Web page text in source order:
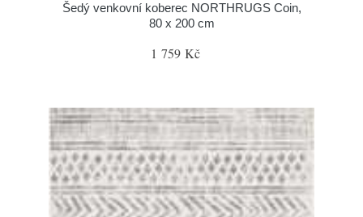
Šedý venkovní koberec NORTHRUGS Coin,
80 x 200 cm
1 759 Kč